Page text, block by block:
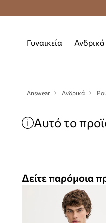
Γυναικεία Ανδρικά
Answear Ανδρικά
Αυτό το
Δείτε παρόμοια